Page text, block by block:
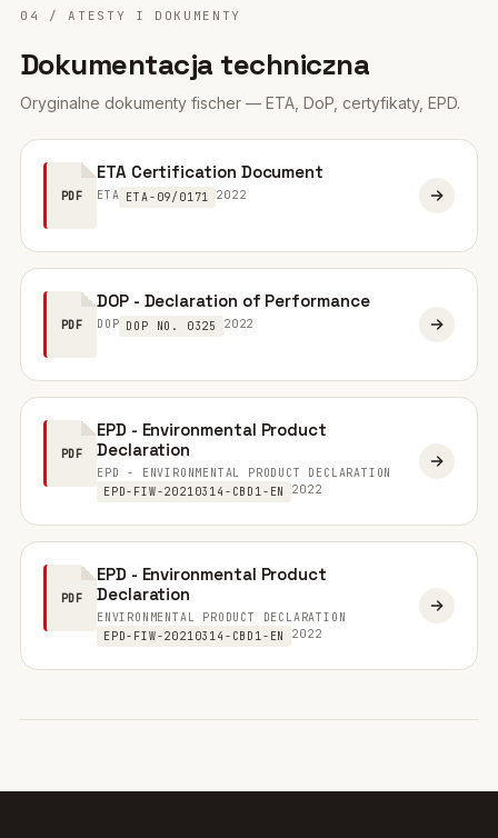
04 / ATESTY I DOKUMENTY
Dokumentacja techniczna
Oryginalne dokumenty fischer — ETA, DoP, certyfikaty, EPD.
PDF
ETA Certification Document
ETA ETA-09/0171 2022
PDF
DOP - Declaration of Performance
DOP DOP NO. 0325 2022
PDF
EPD - Environmental Product
Declaration
EPD - ENVIRONMENTAL PRODUCT DECLARATION
EPD-FIW-20210314-CBD1-EN
2022
PDF
EPD - Environmental Product
Declaration
ENVIRONMENTAL PRODUCT DECLARATION
EPD-FIW-20210314-CBD1-EN
2022